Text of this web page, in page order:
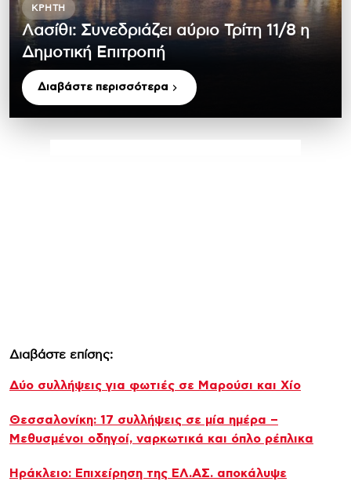
ΚΡΉΤΗ
Λασίθι: Συνεδριάζει αύριο Τρίτη 11/8 η
Δημοτική Επιτροπή
Διαβάστε περισσότερα
Διαβάστε επίσης:
Δύο συλλήψεις για φωτιές σε Μαρούσι και Χίο
Θεσσαλονίκη: 17 συλλήψεις σε μία ημέρα –
Μεθυσμένοι οδηγοί, ναρκωτικά και όπλο ρέπλικα
Ηράκλειο: Επιχείρηση της ΕΛ.ΑΣ. αποκάλυψε